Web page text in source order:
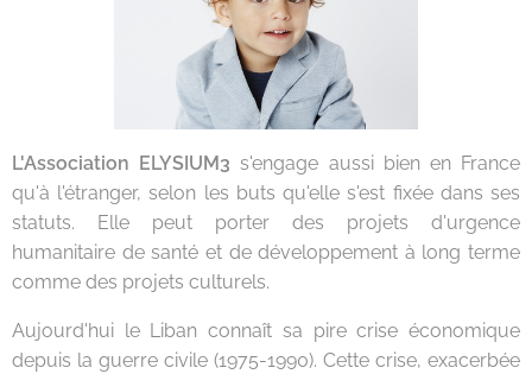
L'Association ELYSIUM3 s'engage aussi bien en France
qu'à l'étranger, selon les buts qu'elle s'est fixée dans ses
statuts. Elle peut porter des projets d'urgence
humanitaire de santé et de développement à long terme
comme des projets culturels.
Aujourd'hui le Liban connaît sa pire crise économique
depuis la guerre civile (1975-1990). Cette crise, exacerbée